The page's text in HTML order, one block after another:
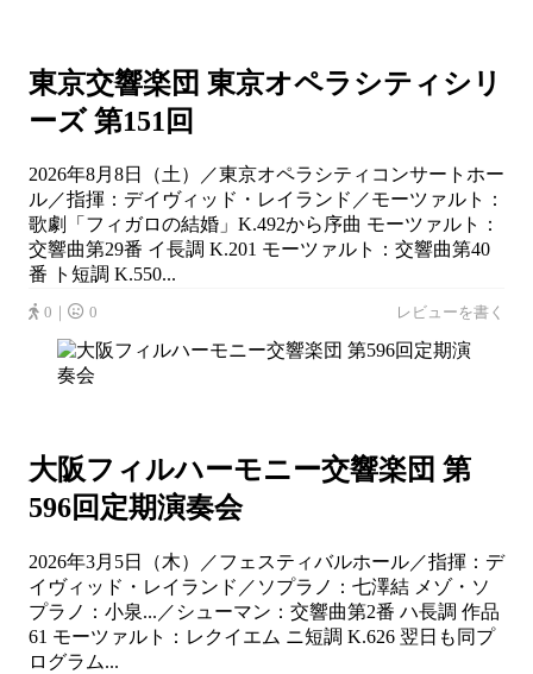
東京交響楽団 東京オペラシティシリ
ーズ 第151回
2026年8月8日（土）／東京オペラシティコンサートホー
ル／指揮：デイヴィッド・レイランド／モーツァルト：
歌劇「フィガロの結婚」K.492から序曲 モーツァルト：
交響曲第29番 イ長調 K.201 モーツァルト：交響曲第40
番 ト短調 K.550...
0｜ 0 レビューを書く
大阪フィルハーモニー交響楽団 第
596回定期演奏会
2026年3月5日（木）／フェスティバルホール／指揮：デ
イヴィッド・レイランド／ソプラノ：七澤結 メゾ・ソ
プラノ：小泉...／シューマン：交響曲第2番 ハ長調 作品
61 モーツァルト：レクイエム ニ短調 K.626 翌日も同プ
ログラム...